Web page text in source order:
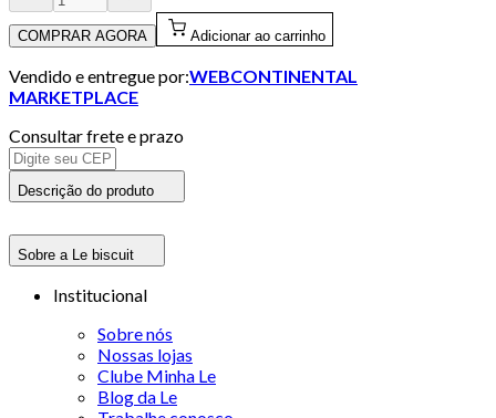
COMPRAR AGORA Adicionar ao carrinho
Vendido e entregue por:WEBCONTINENTAL
MARKETPLACE
Consultar frete e prazo
Descrição do produto
Sobre a Le biscuit
Institucional
Sobre nós
Nossas lojas
Clube Minha Le
Blog da Le